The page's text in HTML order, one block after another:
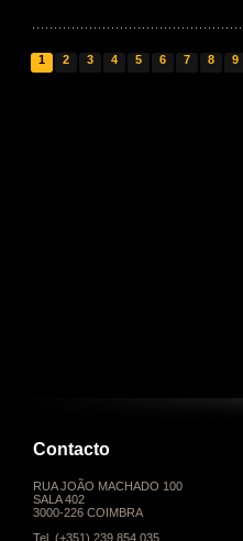
1 2 3 4 5 6 7 8 9
Contacto
RUA JOÃO MACHADO 100
SALA 402
3000-226 COIMBRA
Tel. (+351) 239 854 035